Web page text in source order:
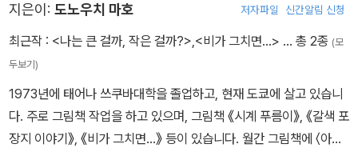
지은이: 도노우치 마호 저자파일 신간알림 신청
최근작 : <나는 큰 걸까, 작은 걸까?>,<비가 그치면…> … 총 2종 (모
두보기)
1973년에 태어나 쓰쿠바대학을 졸업하고, 현재 도쿄에 살고 있습니
다. 주로 그림책 작업을 하고 있으며, 그림책 《시계 푸름이》, 《갈색 포
장지 이야기》, 《비가 그치면…》 등이 있습니다. 월간 그림책에 〈아플